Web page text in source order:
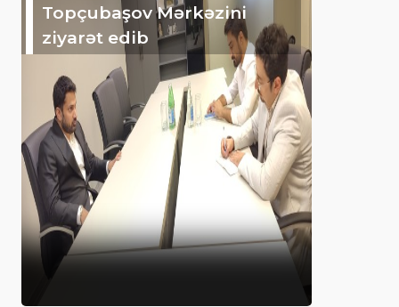
Topçubaşov Mərkəzini
ziyarət edib